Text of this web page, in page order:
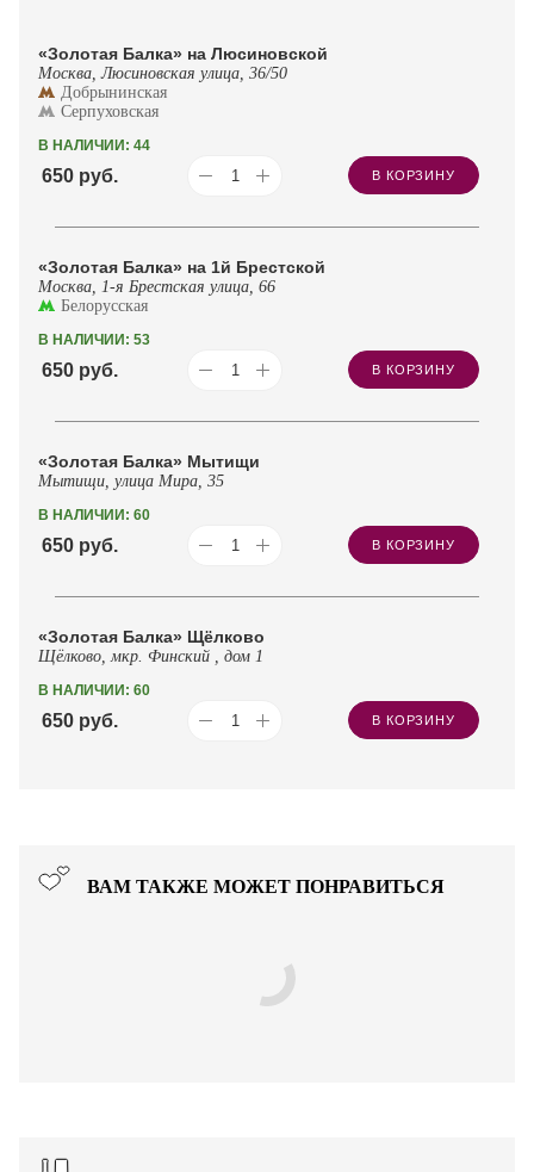
«Золотая Балка» на Люсиновской
Москва, Люсиновская улица, 36/50
Добрынинская
Серпуховская
В НАЛИЧИИ: 44
650 руб. В КОРЗИНУ
«Золотая Балка» на 1й Брестской
Москва, 1-я Брестская улица, 66
Белорусская
В НАЛИЧИИ: 53
650 руб. В КОРЗИНУ
«Золотая Балка» Мытищи
Мытищи, улица Мира, 35
В НАЛИЧИИ: 60
650 руб. В КОРЗИНУ
«Золотая Балка» Щёлково
Щёлково, мкр. Финский , дом 1
В НАЛИЧИИ: 60
650 руб. В КОРЗИНУ
ВАМ ТАКЖЕ МОЖЕТ ПОНРАВИТЬСЯ